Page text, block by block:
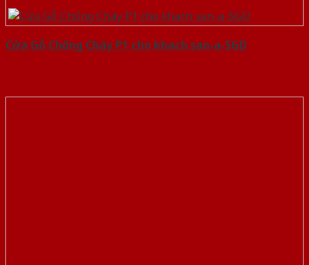
Cửa Gỗ Chống Cháy P1 cho khach san-a-SGD